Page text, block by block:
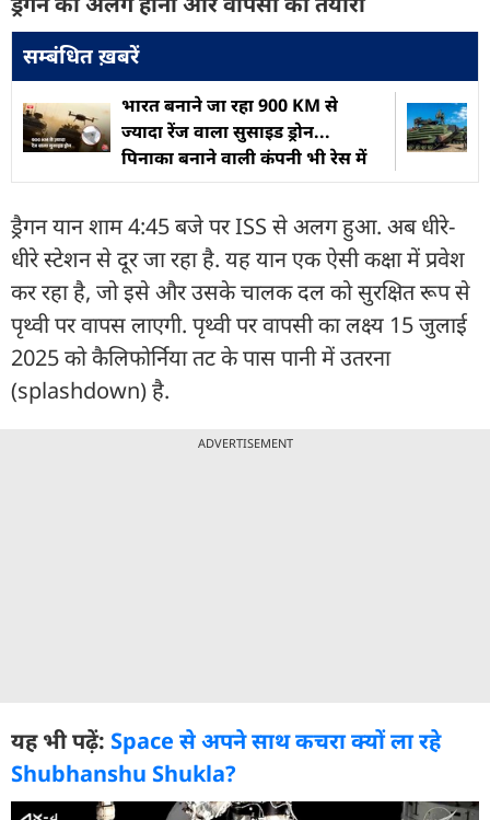
सम्बंधित ख़बरें
भारत बनाने जा रहा 900 KM से
ज्यादा रेंज वाला सुसाइड ड्रोन...
पिनाका बनाने वाली कंपनी भी रेस में
ड्रैगन यान शाम 4:45 बजे पर ISS से अलग हुआ. अब धीरे-
धीरे स्टेशन से दूर जा रहा है. यह यान एक ऐसी कक्षा में प्रवेश
कर रहा है, जो इसे और उसके चालक दल को सुरक्षित रूप से
पृथ्वी पर वापस लाएगी. पृथ्वी पर वापसी का लक्ष्य 15 जुलाई
2025 को कैलिफोर्निया तट के पास पानी में उतरना
(splashdown) है.
ADVERTISEMENT
यह भी पढ़ें: Space से अपने साथ कचरा क्यों ला रहे
Shubhanshu Shukla?